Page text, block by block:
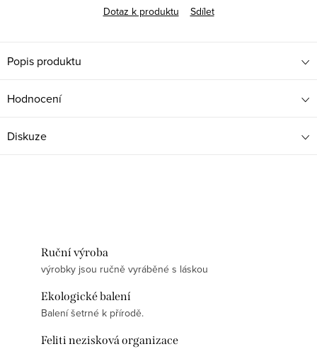
Dotaz k produktu
Sdílet
Popis produktu
Hodnocení
Diskuze
Ruční výroba
výrobky jsou ručně vyráběné s láskou
Ekologické balení
Balení šetrné k přírodě.
Feliti nezisková organizace